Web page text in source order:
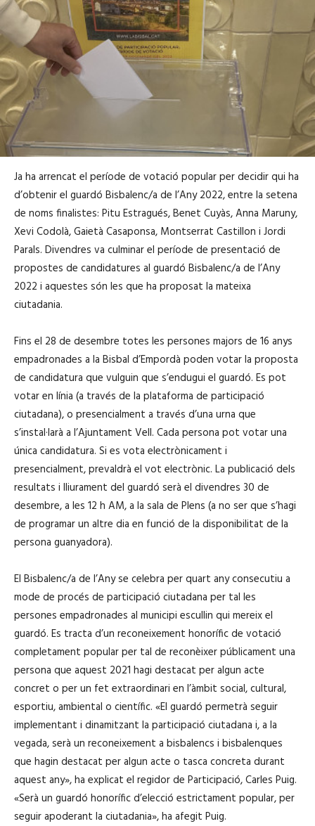
Ja ha arrencat el període de votació popular per decidir qui ha
d’obtenir el guardó Bisbalenc/a de l’Any 2022, entre la setena
de noms finalistes: Pitu Estragués, Benet Cuyàs, Anna Maruny,
Xevi Codolà, Gaietà Casaponsa, Montserrat Castillon i Jordi
Parals. Divendres va culminar el període de presentació de
propostes de candidatures al guardó Bisbalenc/a de l’Any
2022 i aquestes són les que ha proposat la mateixa
ciutadania.
Fins el 28 de desembre totes les persones majors de 16 anys
empadronades a la Bisbal d’Empordà poden votar la proposta
de candidatura que vulguin que s’endugui el guardó. Es pot
votar en línia (a través de la plataforma de participació
ciutadana), o presencialment a través d’una urna que
s’instal·larà a l’Ajuntament Vell. Cada persona pot votar una
única candidatura. Si es vota electrònicament i
presencialment, prevaldrà el vot electrònic. La publicació dels
resultats i lliurament del guardó serà el divendres 30 de
desembre, a les 12 h AM, a la sala de Plens (a no ser que s’hagi
de programar un altre dia en funció de la disponibilitat de la
persona guanyadora).
El Bisbalenc/a de l’Any se celebra per quart any consecutiu a
mode de procés de participació ciutadana per tal les
persones empadronades al municipi escullin qui mereix el
guardó. Es tracta d’un reconeixement honorífic de votació
completament popular per tal de reconèixer públicament una
persona que aquest 2021 hagi destacat per algun acte
concret o per un fet extraordinari en l’àmbit social, cultural,
esportiu, ambiental o científic. «El guardó permetrà seguir
implementant i dinamitzant la participació ciutadana i, a la
vegada, serà un reconeixement a bisbalencs i bisbalenques
que hagin destacat per algun acte o tasca concreta durant
aquest any», ha explicat el regidor de Participació, Carles Puig.
«Serà un guardó honorífic d’elecció estrictament popular, per
seguir apoderant la ciutadania», ha afegit Puig.